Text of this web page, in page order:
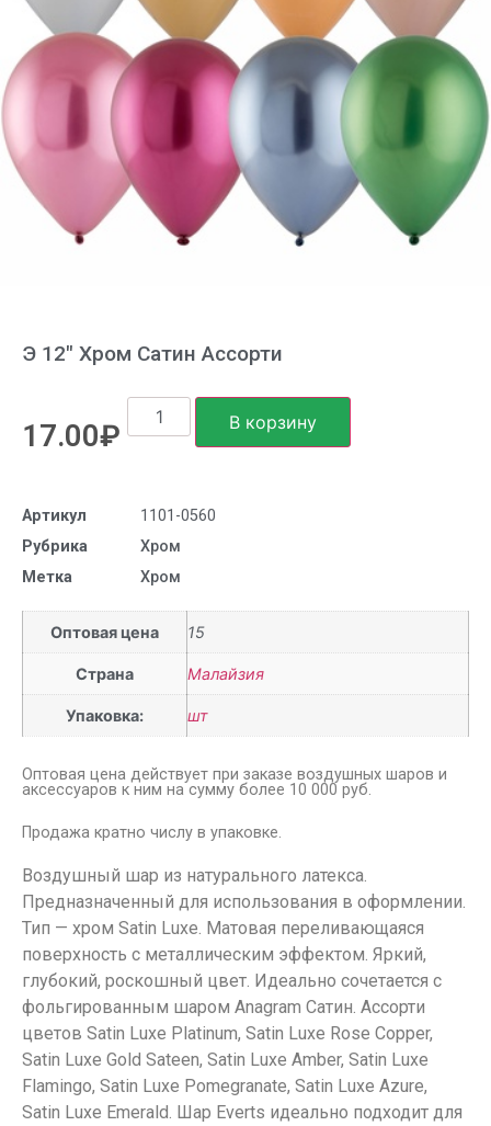
Э 12″ Хром Сатин Ассорти
17.00₽ В корзину
Артикул
1101-0560
Рубрика
Хром
Метка
Хром
Оптовая цена 15
Страна Малайзия
Упаковка: шт
Оптовая цена действует при заказе воздушных шаров и
аксессуаров к ним на сумму более 10 000 руб.
Продажа кратно числу в упаковке.
Воздушный шар из натурального латекса.
Предназначенный для использования в оформлении.
Тип — хром Satin Luxe. Матовая переливающаяся
поверхность с металлическим эффектом. Яркий,
глубокий, роскошный цвет. Идеально сочетается с
фольгированным шаром Anagram Сатин. Ассорти
цветов Satin Luxe Platinum, Satin Luxe Rose Copper,
Satin Luxe Gold Sateen, Satin Luxe Amber, Satin Luxe
Flamingo, Satin Luxe Pomegranate, Satin Luxe Azure,
Satin Luxe Emerald. Шар Everts идеально подходит для